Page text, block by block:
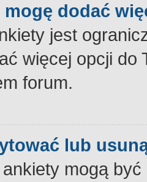
mogę dodać
jest
więcej opcji
forum.
lub
mogą